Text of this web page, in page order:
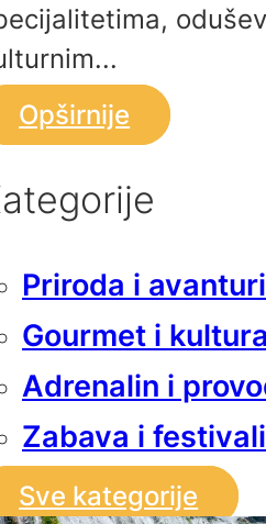
Opširnije
Priroda i
Gourmet i kultura
Adrenalin i
Zabava i festivali
Sve kategorije